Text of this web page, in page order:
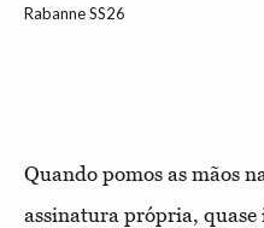
Rabanne SS26
Quando pomos as mãos
assinatura própria,